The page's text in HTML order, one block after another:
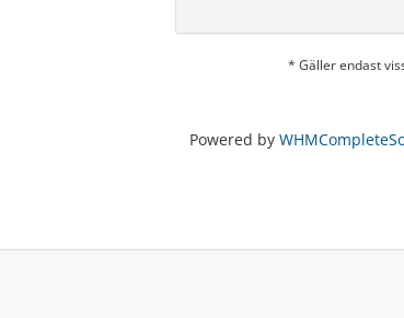
* Gäller endast
Powered by